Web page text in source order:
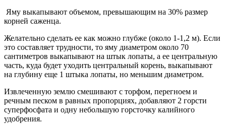
Яму выкапывают объемом, превышающим на 30% размер
корней саженца.
Желательно сделать ее как можно глубже (около 1-1,2 м). Если
это составляет трудности, то яму диаметром около 70
сантиметров выкапывают на штык лопаты, а ее центральную
часть, куда будет уходить центральный корень, выкапывают
на глубину еще 1 штыка лопаты, но меньшим диаметром.
Извлеченную землю смешивают с торфом, перегноем и
речным песком в равных пропорциях, добавляют 2 горсти
суперфосфата и одну небольшую горсточку калийного
удобрения.